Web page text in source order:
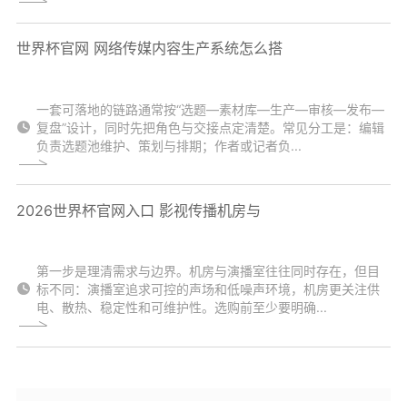
世界杯官网 网络传媒内容生产系统怎么搭
一套可落地的链路通常按“选题—素材库—生产—审核—发布—
复盘”设计，同时先把角色与交接点定清楚。常见分工是：编辑
负责选题池维护、策划与排期；作者或记者负...
2026世界杯官网入口 影视传播机房与
第一步是理清需求与边界。机房与演播室往往同时存在，但目
标不同：演播室追求可控的声场和低噪声环境，机房更关注供
电、散热、稳定性和可维护性。选购前至少要明确...